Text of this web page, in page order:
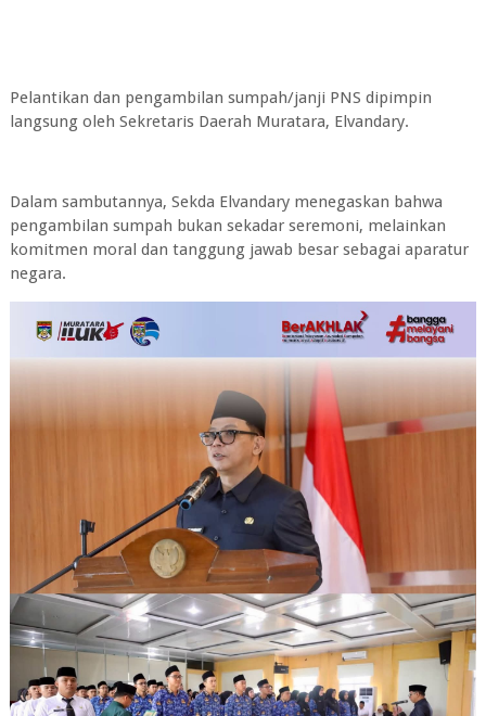
Pelantikan dan pengambilan sumpah/janji PNS dipimpin
langsung oleh Sekretaris Daerah Muratara, Elvandary.
Dalam sambutannya, Sekda Elvandary menegaskan bahwa
pengambilan sumpah bukan sekadar seremoni, melainkan
komitmen moral dan tanggung jawab besar sebagai aparatur
negara.